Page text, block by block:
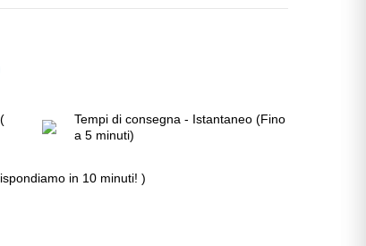
Tempi di consegna - Istantaneo (Fino
a 5 minuti)
in 10 minuti! )